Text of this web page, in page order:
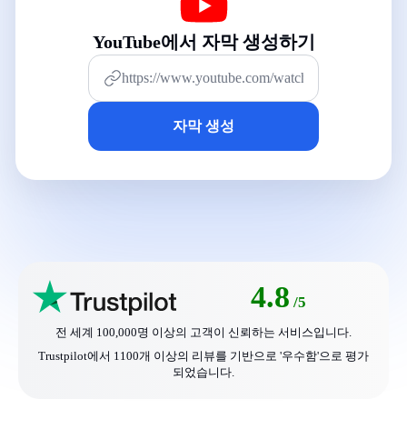
YouTube에서 자막 생성하기
자막 생성
4.8 /5
전 세계 100,000명 이상의 고객이 신뢰하는 서비스입니다.
Trustpilot에서 1100개 이상의 리뷰를 기반으로 '우수함'으로 평가
되었습니다.